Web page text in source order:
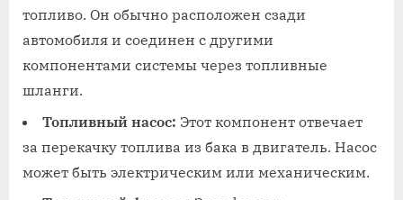
топливо. Он обычно расположен сзади
автомобиля и соединен с другими
компонентами системы через топливные
шланги.
Топливный насос: Этот компонент отвечает
за перекачку топлива из бака в двигатель. Насос
может быть электрическим или механическим.